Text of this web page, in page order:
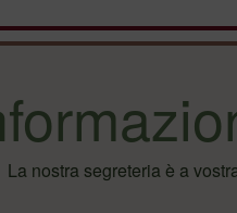
La nostra segreteria è a